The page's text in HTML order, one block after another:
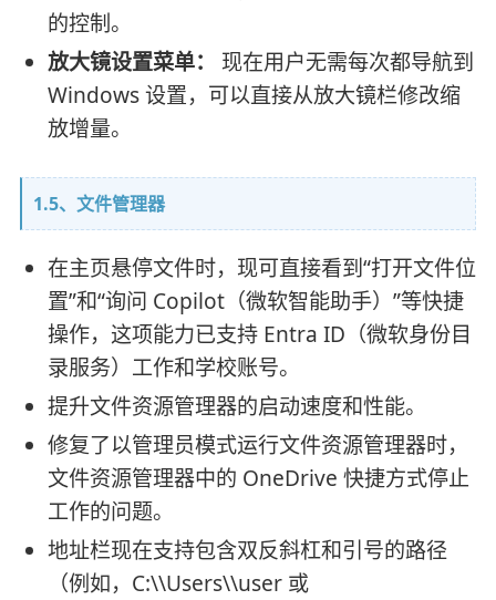
的控制。
放大镜设置菜单： 现在用户无需每次都导航到
Windows 设置，可以直接从放大镜栏修改缩
放增量。
1.5、文件管理器
在主页悬停文件时，现可直接看到“打开文件位
置”和“询问 Copilot（微软智能助手）”等快捷
操作，这项能力已支持 Entra ID（微软身份目
录服务）工作和学校账号。
提升文件资源管理器的启动速度和性能。
修复了以管理员模式运行文件资源管理器时，
文件资源管理器中的 OneDrive 快捷方式停止
工作的问题。
地址栏现在支持包含双反斜杠和引号的路径
（例如，C:\\Users\\user 或